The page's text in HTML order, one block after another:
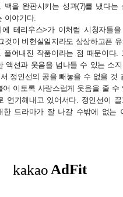
백을 완판시키는 성과(?)를 냈다는
이야기다.
테리우스>가 이처럼 시청자들을
것이 비현실일지라도 상상하고픈
풀어내진 작품이라는 점 때문이다.
액션과 웃음을 넘나들 수 있는 소
정인선의 공을 빼놓을 수 없을 것
어 이토록 사랑스럽게 웃음을 줄 수
연기해내고 있어서다. 정인선이 끌
한 드라마가 잘 나갈 수밖에 없는